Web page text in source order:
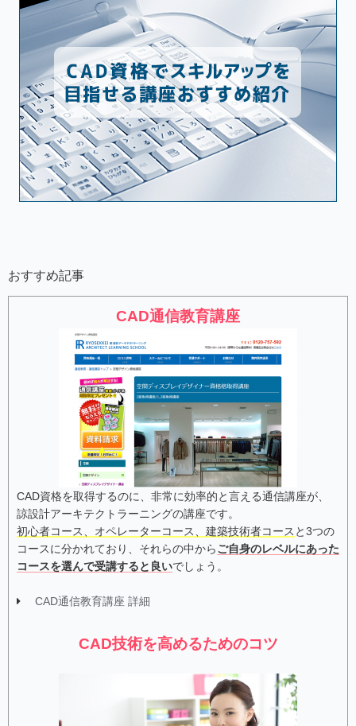
おすすめ記事
CAD通信教育講座
CAD資格を取得するのに、非常に効率的と言える通信講座が、
諒設計アーキテクトラーニングの講座です。
初心者コース、オペレーターコース、建築技術者コース と3つの
コースに分かれており、それらの中からご自身のレベルにあった
コースを選んで受講すると良いでしょう。
CAD通信教育講座 詳細
CAD技術を高めるためのコツ